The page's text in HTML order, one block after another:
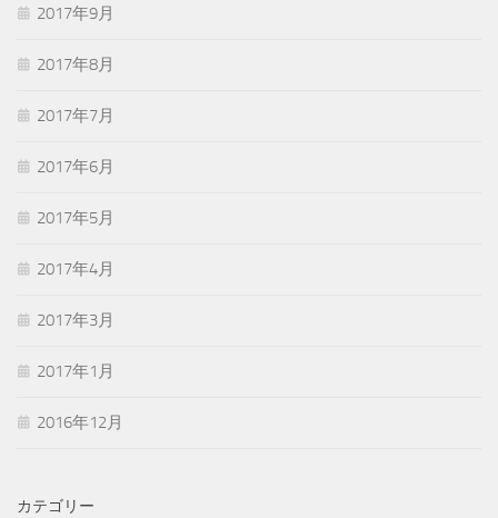
2017年9月
2017年8月
2017年7月
2017年6月
2017年5月
2017年4月
2017年3月
2017年1月
2016年12月
カテゴリー